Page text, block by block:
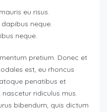
eu risus.
neque.
neque.
pretium. Donec et
est, eu rhoncus
penatibus et
ridiculus mus.
bibendum, quis dictum